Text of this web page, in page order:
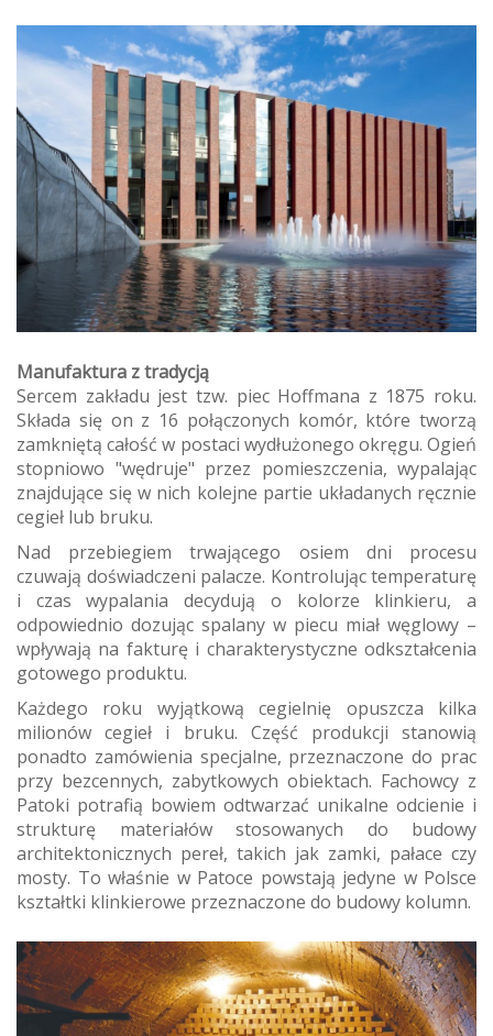
Manufaktura z tradycją
Sercem zakładu jest tzw. piec Hoffmana z 1875 roku.
Składa się on z 16 połączonych komór, które tworzą
zamkniętą całość w postaci wydłużonego okręgu. Ogień
stopniowo "wędruje" przez pomieszczenia, wypalając
znajdujące się w nich kolejne partie układanych ręcznie
cegieł lub bruku.
Nad przebiegiem trwającego osiem dni procesu
czuwają doświadczeni palacze. Kontrolując temperaturę
i czas wypalania decydują o kolorze klinkieru, a
odpowiednio dozując spalany w piecu miał węglowy –
wpływają na fakturę i charakterystyczne odkształcenia
gotowego produktu.
Każdego roku wyjątkową cegielnię opuszcza kilka
milionów cegieł i bruku. Część produkcji stanowią
ponadto zamówienia specjalne, przeznaczone do prac
przy bezcennych, zabytkowych obiektach. Fachowcy z
Patoki potrafią bowiem odtwarzać unikalne odcienie i
strukturę materiałów stosowanych do budowy
architektonicznych pereł, takich jak zamki, pałace czy
mosty. To właśnie w Patoce powstają jedyne w Polsce
kształtki klinkierowe przeznaczone do budowy kolumn.